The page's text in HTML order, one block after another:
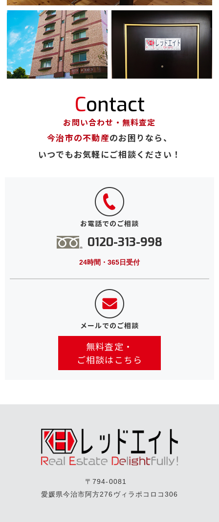
Contact
お問い合わせ・無料査定
今治市の不動産のお困りなら、
いつでもお気軽にご相談ください！
お電話でのご相談
0120-313-998
24時間・365日受付
メールでのご相談
無料査定・
ご相談はこちら
〒794-0081
愛媛県今治市阿方276ヴィラポコロコ306